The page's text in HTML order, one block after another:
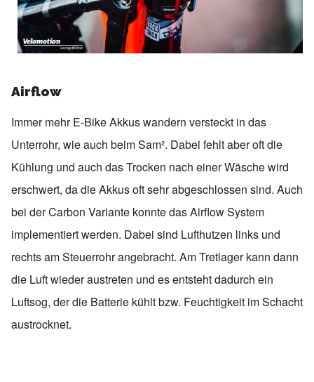
Airflow
Immer mehr E-Bike Akkus wandern versteckt in das
Unterrohr, wie auch beim Sam². Dabei fehlt aber oft die
Kühlung und auch das Trocken nach einer Wäsche wird
erschwert, da die Akkus oft sehr abgeschlossen sind. Auch
bei der Carbon Variante konnte das Airflow System
implementiert werden. Dabei sind Lufthutzen links und
rechts am Steuerrohr angebracht. Am Tretlager kann dann
die Luft wieder austreten und es entsteht dadurch ein
Luftsog, der die Batterie kühlt bzw. Feuchtigkeit im Schacht
austrocknet.